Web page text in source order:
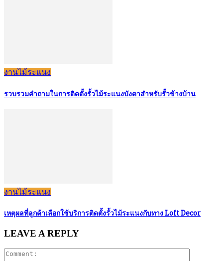
งานไม้ระแนง
รวบรวมคำถามในการติดตั้งรั้วไม้ระแนงบังตาสำหรับรั้วข้างบ้าน
งานไม้ระแนง
เหตุผลที่ลูกค้าเลือกใช้บริการติดตั้งรั้วไม้ระแนงกับทาง Loft Decor
LEAVE A REPLY